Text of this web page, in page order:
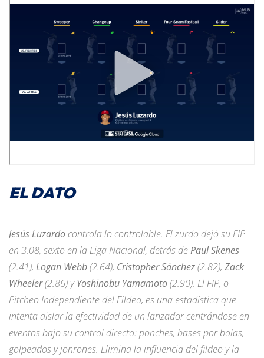
EL DATO
Jesús Luzardo controla lo controlable. El zurdo dejó su FIP
en 3.08, sexto en la Liga Nacional, detrás dePaul Skenes
(2.41), Logan Webb(2.64), Cristopher Sánchez(2.82), Zack
Wheeler(2.86) yYoshinobu Yamamoto(2.90). El FIP, o
Pitcheo Independiente del Fildeo, es una estadística que
intenta aislar la efectividad de un lanzador centrándose en
eventos bajo su control directo: ponches, bases por bolas,
golpeados y jonrones. Elimina la influencia del fildeo y la